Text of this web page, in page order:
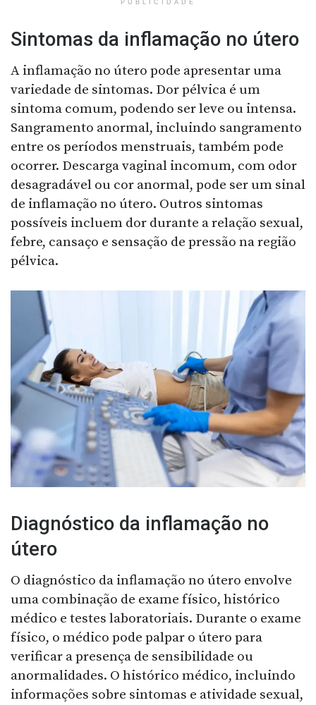
PUBLICIDADE
Sintomas da inflamação no útero
A inflamação no útero pode apresentar uma
variedade de sintomas. Dor pélvica é um
sintoma comum, podendo ser leve ou intensa.
Sangramento anormal, incluindo sangramento
entre os períodos menstruais, também pode
ocorrer. Descarga vaginal incomum, com odor
desagradável ou cor anormal, pode ser um sinal
de inflamação no útero. Outros sintomas
possíveis incluem dor durante a relação sexual,
febre, cansaço e sensação de pressão na região
pélvica.
Diagnóstico da inflamação no
útero
O diagnóstico da inflamação no útero envolve
uma combinação de exame físico, histórico
médico e testes laboratoriais. Durante o exame
físico, o médico pode palpar o útero para
verificar a presença de sensibilidade ou
anormalidades. O histórico médico, incluindo
informações sobre sintomas e atividade sexual,